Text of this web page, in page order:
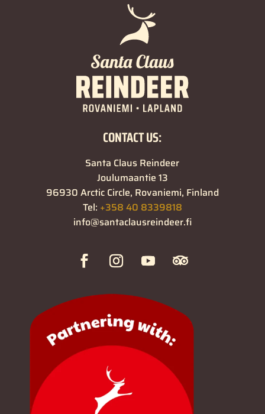
CONTACT US:
Santa Claus Reindeer
Joulumaantie 13
96930 Arctic Circle, Rovaniemi, Finland
Tel: +358 40 8339818
info@santaclausreindeer.fi